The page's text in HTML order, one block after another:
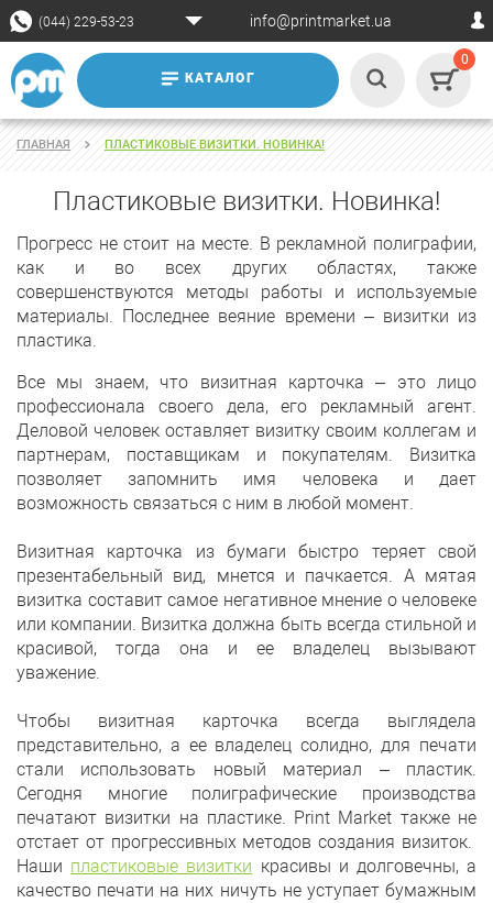
(044) 229-53-23 info@printmarket.ua
КАТАЛОГ
0
ГЛАВНАЯ ПЛАСТИКОВЫЕ ВИЗИТКИ. НОВИНКА!
Пластиковые визитки. Новинка!
Прогресс не стоит на месте. В рекламной полиграфии,
как и во всех других областях, также
совершенствуются методы работы и используемые
материалы. Последнее веяние времени – визитки из
пластика.
Все мы знаем, что визитная карточка – это лицо
профессионала своего дела, его рекламный агент.
Деловой человек оставляет визитку своим коллегам и
партнерам, поставщикам и покупателям. Визитка
позволяет запомнить имя человека и дает
возможность связаться с ним в любой момент.
Визитная карточка из бумаги быстро теряет свой
презентабельный вид, мнется и пачкается. А мятая
визитка составит самое негативное мнение о человеке
или компании. Визитка должна быть всегда стильной и
красивой, тогда она и ее владелец вызывают
уважение.
Чтобы визитная карточка всегда выглядела
представительно, а ее владелец солидно, для печати
стали использовать новый материал – пластик.
Сегодня многие полиграфические производства
печатают визитки на пластике. Print Market также не
отстает от прогрессивных методов создания визиток.
Наши пластиковые визитки красивы и долговечны, а
качество печати на них ничуть не уступает бумажным